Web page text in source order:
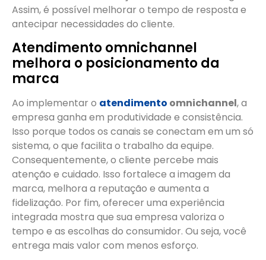
Assim, é possível melhorar o tempo de resposta e
antecipar necessidades do cliente.
Atendimento omnichannel
melhora o posicionamento da
marca
Ao implementar o atendimento omnichannel, a
empresa ganha em produtividade e consistência.
Isso porque todos os canais se conectam em um só
sistema, o que facilita o trabalho da equipe.
Consequentemente, o cliente percebe mais
atenção e cuidado. Isso fortalece a imagem da
marca, melhora a reputação e aumenta a
fidelização. Por fim, oferecer uma experiência
integrada mostra que sua empresa valoriza o
tempo e as escolhas do consumidor. Ou seja, você
entrega mais valor com menos esforço.